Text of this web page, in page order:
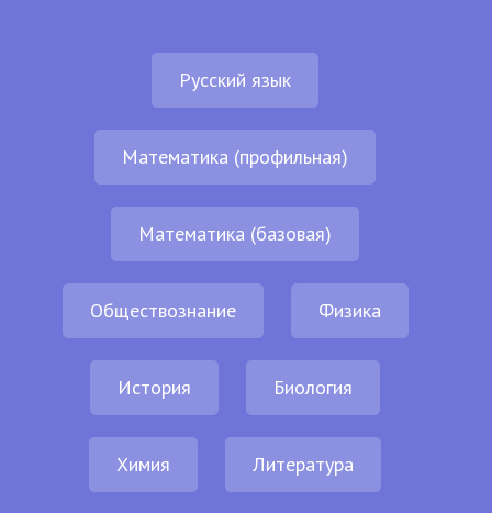
Русский язык
Математика (профильная)
Математика (базовая)
Обществознание Физика
История Биология
Химия Литература